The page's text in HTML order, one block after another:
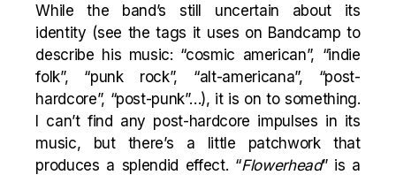
While the band’s still uncertain about its
identity (see the tags it uses on Bandcamp to
describe his music: “cosmic american”, “indie
folk”, “punk rock”, “alt-americana”, “post-
hardcore”, “post-punk”…), it is on to something.
I can’t find any post-hardcore impulses in its
music, but there’s a little patchwork that
produces a splendid effect. “Flowerhead” is a